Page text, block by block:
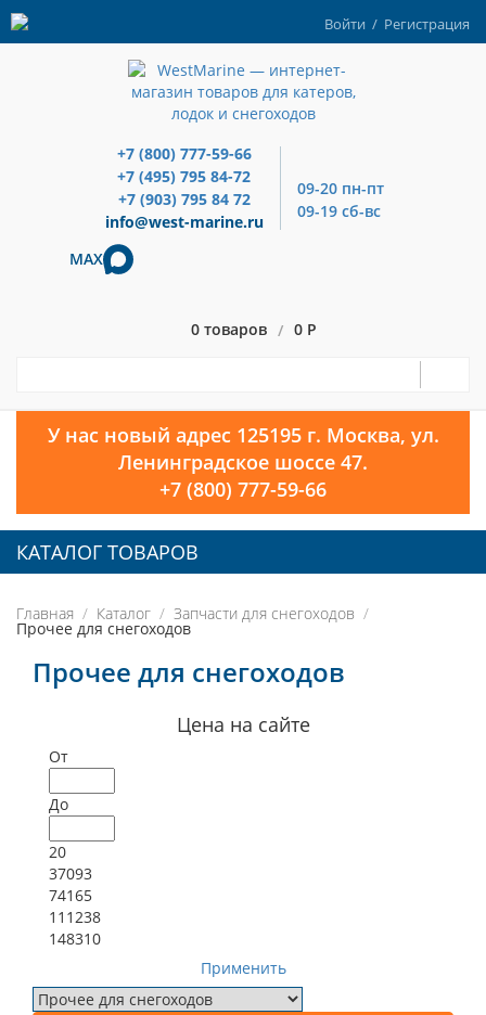
Войти / Регистрация
+7 (800) 777-59-66
+7 (495) 795 84-72
+7 (903) 795 84 72
info@west-marine.ru
09-20 пн-пт
09-19 сб-вс
MAX
0 товаров / 0 Р
У нас новый адрес 125195 г. Москва, ул.
Ленинградское шоссе 47.
+7 (800) 777-59-66
КАТАЛОГ ТОВАРОВ
Главная Каталог Запчасти для снегоходов
Прочее для снегоходов
Прочее для снегоходов
Цена на сайте
От
До
20
37093
74165
111238
148310
Применить